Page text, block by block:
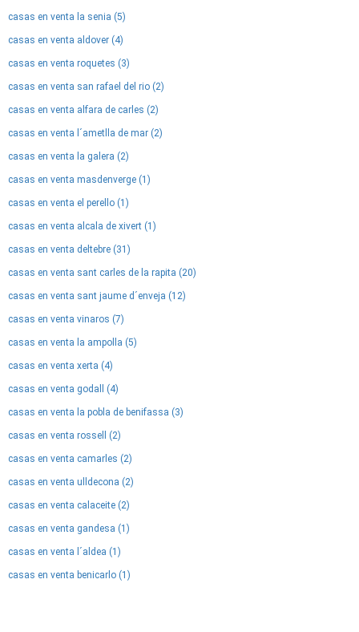
casas en venta la senia (5)
casas en venta aldover (4)
casas en venta roquetes (3)
casas en venta san rafael del rio (2)
casas en venta alfara de carles (2)
casas en venta l´ametlla de mar (2)
casas en venta la galera (2)
casas en venta masdenverge (1)
casas en venta el perello (1)
casas en venta alcala de xivert (1)
casas en venta deltebre (31)
casas en venta sant carles de la rapita (20)
casas en venta sant jaume d´enveja (12)
casas en venta vinaros (7)
casas en venta la ampolla (5)
casas en venta xerta (4)
casas en venta godall (4)
casas en venta la pobla de benifassa (3)
casas en venta rossell (2)
casas en venta camarles (2)
casas en venta ulldecona (2)
casas en venta calaceite (2)
casas en venta gandesa (1)
casas en venta l´aldea (1)
casas en venta benicarlo (1)